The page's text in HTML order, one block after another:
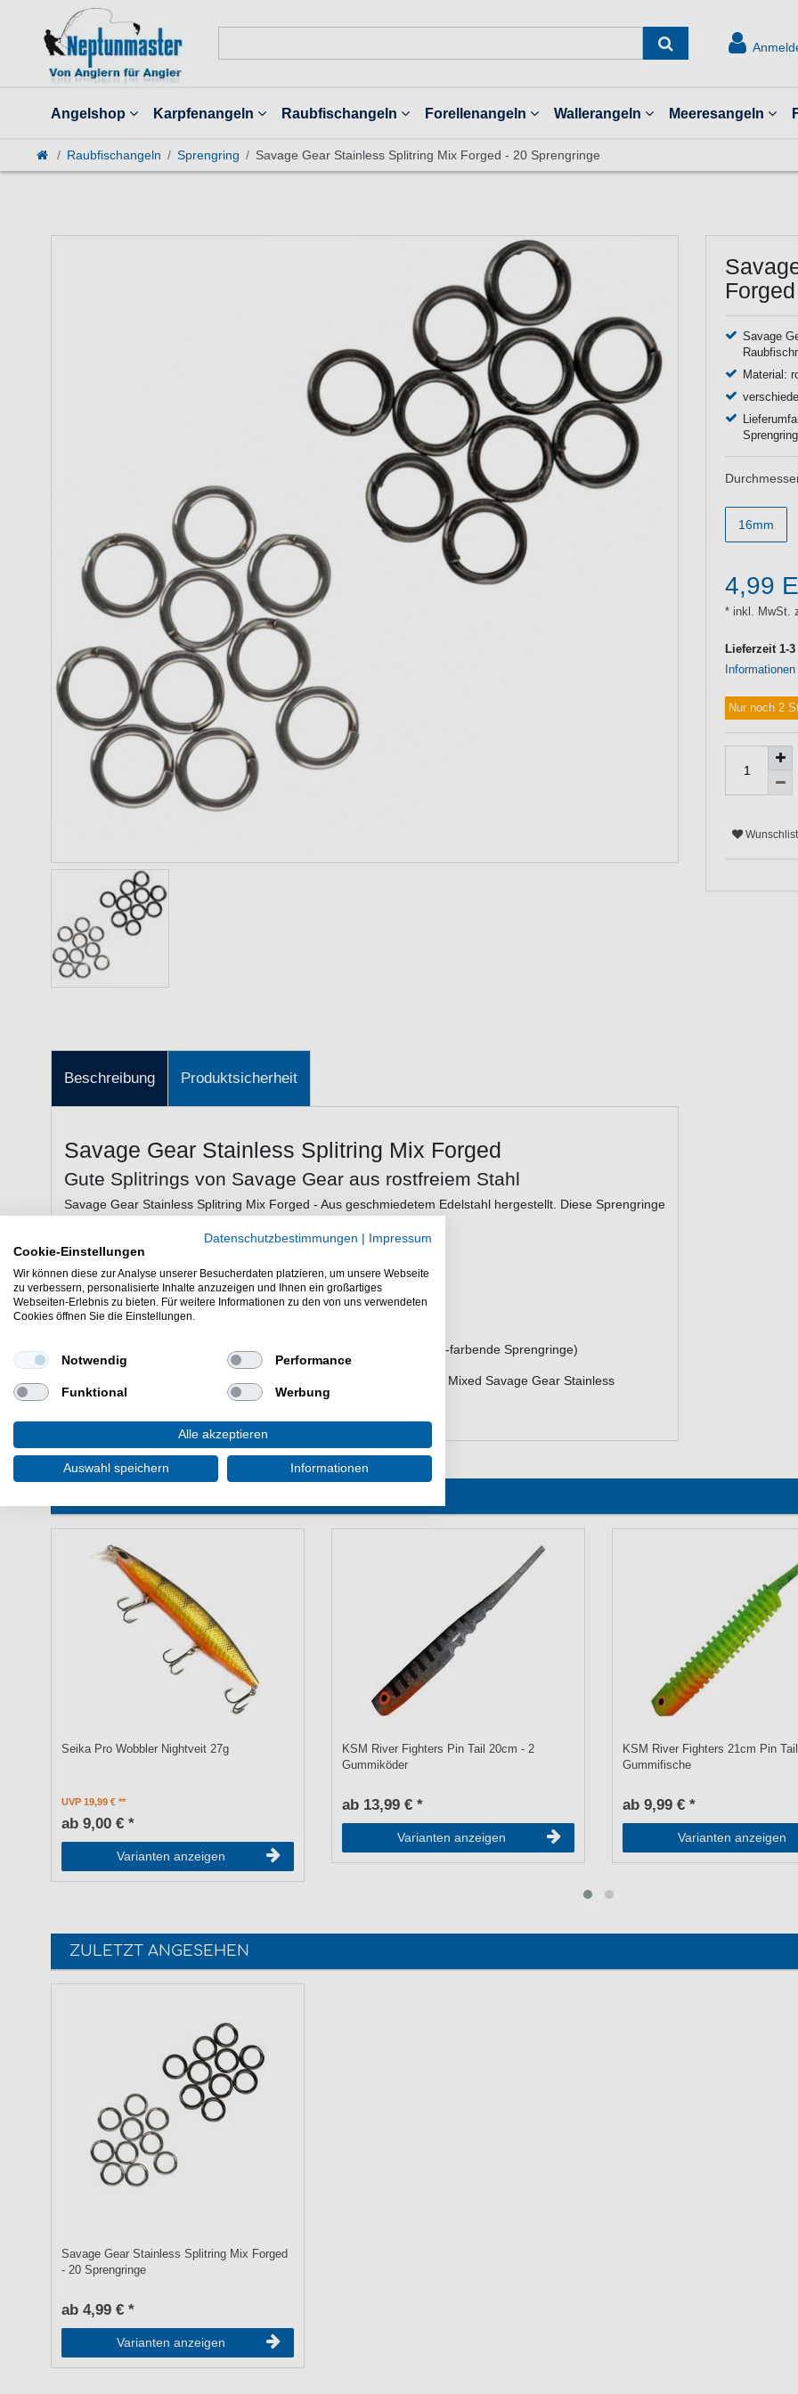
Angelshop Karpfenangeln Raubfischangeln Forellenangeln Wallerangeln Meeresangeln
Raubfischangeln Sprengring Savage Gear Stainless Splitring Mix Forged - 20 Sprengringe
Savage
Material:
16mm
4,99
* inkl. MwSt.
Lieferzeit 1-
Nur noch 2
Beschreibung Produktsicherheit
Savage Gear Stainless Splitring Mix Forged
Gute Splitrings von Savage Gear aus rostfreiem Stahl
Savage Gear Stainless Splitring Mix Forged - Aus geschmiedetem Edelstahl hergestellt. Diese Sprengringe
Savage Gear Stainless Splitring Mix Forged
Material: rostfreier Edelstahl
Lieferumfang: 20 Sprengringe (10 schwarze und 10 edelstahl-farbende Sprengringe)
Die Savage Gear Stainless Splitrings sind gut für Predatorrigs. - Die Mixed Savage Gear Stainless
Splitrings sind stabile Sprengringe zum Raubfischangeln.
Seika Pro Wobbler Nightveit 27g
UVP 19,99 €
ab 9,00 € *
Varianten anzeigen
KSM River Fighters Pin Tail 20cm - 2
Gummiköder
ab 13,99 € *
Varianten anzeigen
KSM River Fighters 21cm Pin
Gummifische
ab 9,99 € *
Varianten anzeigen
ZULETZT ANGESEHEN
Savage Gear Stainless Splitring Mix Forged
- 20 Sprengringe
ab 4,99 € *
Varianten anzeigen
Datenschutzbestimmungen
Impressum
Cookie-Einstellungen
Wir können diese zur Analyse unserer Besucherdaten platzieren, um unsere Webseite
zu verbessern, personalisierte Inhalte anzuzeigen und Ihnen ein großartiges
Webseiten-Erlebnis zu bieten. Für weitere Informationen zu den von uns verwendeten
Cookies öffnen Sie die Einstellungen.
Notwendig Performance
Funktional Werbung
Alle akzeptieren
Auswahl speichern Informationen